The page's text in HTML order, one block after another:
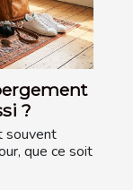
?
souvent
que ce soit